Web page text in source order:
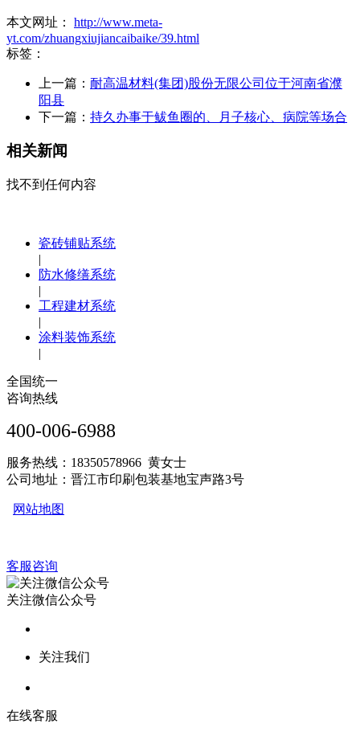
本文网址： http://www.meta-
yt.com/zhuangxiujiancaibaike/39.html
标签：
上一篇： 耐高温材料(集团)股份无限公司位于河南省濮
阳县
下一篇： 持久办事于鲅鱼圈的、月子核心、病院等场合
相关新闻
找不到任何内容
瓷砖铺贴系统
|
防水修缮系统
|
工程建材系统
|
涂料装饰系统
|
全国统一
咨询热线
400-006-6988
服务热线：18350578966 黄女士
公司地址：晋江市印刷包装基地宝声路3号
网站地图
客服咨询
关注微信公众号
关注我们
在线客服